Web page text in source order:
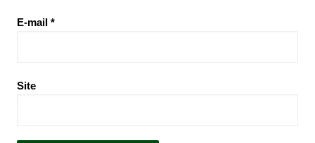
E-mail *
Site